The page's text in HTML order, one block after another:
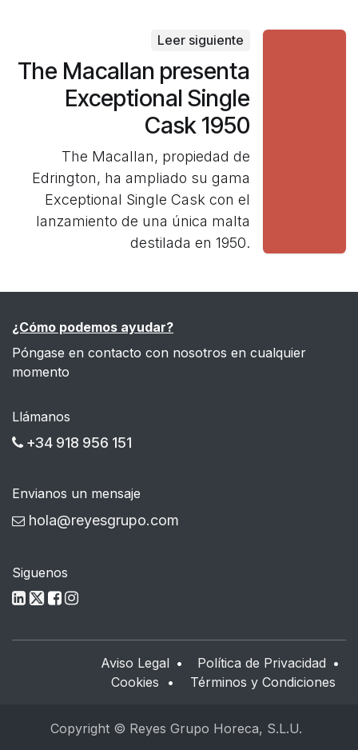
Leer siguiente
The Macallan presenta
Exceptional Single
Cask 1950
The Macallan, propiedad de
Edrington, ha ampliado su gama
Exceptional Single Cask con el
lanzamiento de una única malta
destilada en 1950.
¿Cómo podemos ayudar?
Póngase en contacto con nosotros en cualquier
momento
Llámanos
+34 918 956 151
Envianos un mensaje
hola@reyesgrupo.com
Siguenos
Aviso Legal • Política de Privacidad •
Cookies • Términos y Condiciones
Copyright © Reyes Grupo Horeca, S.L.U.